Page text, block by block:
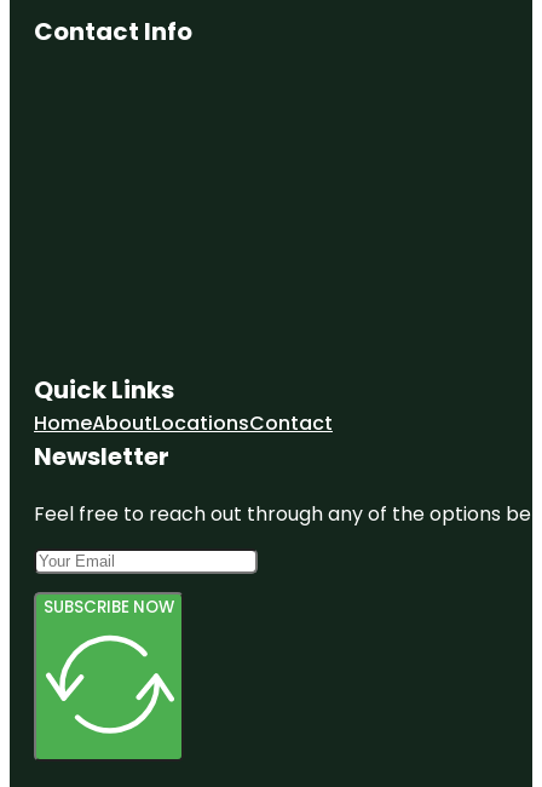
Contact Info
Quick Links
HomeAboutLocationsContact
Newsletter
Feel free to reach out through any of the options
SUBSCRIBE NOW